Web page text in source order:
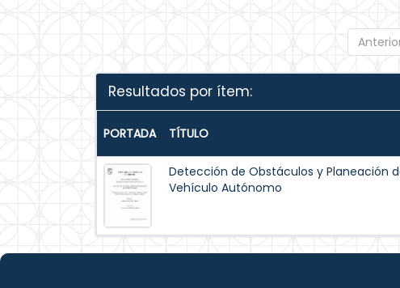
Resultados por ítem:
PORTADA TÍTULO
Detección de Obstáculos y Planeación
Vehículo Autónomo